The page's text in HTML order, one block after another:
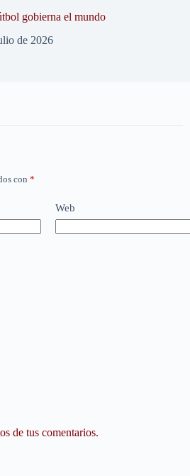
gobierna el mundo
de 2026
con *
Web
de tus comentarios.